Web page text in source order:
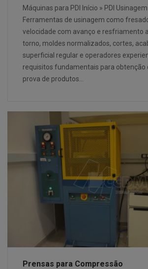
Máquinas para PDI Início » PDI
Ferramentas de usinagem como
velocidade com avanço e resfriamento
torno, moldes normalizados, cortes,
superficial regular e operadores
requisitos fundamentais para obtenção
prova de produtos…
Prensas para Compressão